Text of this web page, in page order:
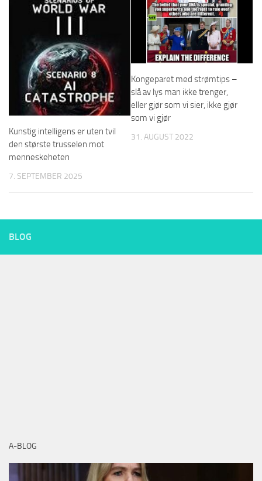
Kunstig intelligens er uten tvil
den største trusselen mot
menneskeheten
7. SEPTEMBER 2025
Kongeparet med strømtips –
slå av lys man ikke trenger,
eller gjør som vi sier, ikke gjør
som vi gjør
31. AUGUST 2022
BLOG
A-BLOG